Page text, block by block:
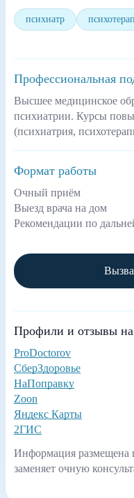
психиатр
Профессиональная
Высшее медицинское
психиатрии. Курсы
(психиатрия,
Формат работы
Очный приём
Выезд врача на дом
Рекомендации по
Профили и отзывы на
ProDoctorov
СберЗдоровье
НаПоправку
Zoon
Яндекс Карты
2ГИС
Информация размещена
заменяет очную